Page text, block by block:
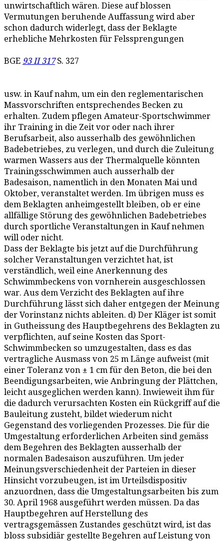
unwirtschaftlich wären. Diese auf blossen
Vermutungen beruhende Auffassung wird aber
schon dadurch widerlegt, dass der Beklagte
erhebliche Mehrkosten für Felssprengungen
BGE 93 II 317S. 327
usw. in Kauf nahm, um ein den reglementarischen
Massvorschriften entsprechendes Becken zu
erhalten. Zudem pflegen Amateur-Sportschwimmer
ihr Training in die Zeit vor oder nach ihrer
Berufsarbeit, also ausserhalb des gewöhnlichen
Badebetriebes, zu verlegen, und durch die Zuleitung
warmen Wassers aus der Thermalquelle könnten
Trainingsschwimmen auch ausserhalb der
Badesaison, namentlich in den Monaten Mai und
Oktober, veranstaltet werden. Im übrigen muss es
dem Beklagten anheimgestellt bleiben, ob er eine
allfällige Störung des gewöhnlichen Badebetriebes
durch sportliche Veranstaltungen in Kauf nehmen
will oder nicht.
Dass der Beklagte bis jetzt auf die Durchführung
solcher Veranstaltungen verzichtet hat, ist
verständlich, weil eine Anerkennung des
Schwimmbeckens von vornherein ausgeschlossen
war. Aus dem Verzicht des Beklagten auf ihre
Durchführung lässt sich daher entgegen der Meinung
der Vorinstanz nichts ableiten. d) Der Kläger ist somit
in Gutheissung des Hauptbegehrens des Beklagten zu
verpflichten, auf seine Kosten das Sport-
Schwimmbecken so umzugestalten, dass es das
vertragliche Ausmass von 25 m Länge aufweist (mit
einer Toleranz von ± 1 cm für den Beton, die bei den
Beendigungsarbeiten, wie Anbringung der Plättchen,
leicht ausgeglichen werden kann). Inwieweit ihm für
die dadurch verursachten Kosten ein Rückgriff auf die
Bauleitung zusteht, bildet wiederum nicht
Gegenstand des vorliegenden Prozesses. Die für die
Umgestaltung erforderlichen Arbeiten sind gemäss
dem Begehren des Beklagten ausserhalb der
normalen Badesaison auszuführen. Um jeder
Meinungsverschiedenheit der Parteien in dieser
Hinsicht vorzubeugen, ist im Urteilsdispositiv
anzuordnen, dass die Umgestaltungsarbeiten bis zum
30. April 1968 ausgeführt werden müssen. Da das
Hauptbegehren auf Herstellung des
vertragsgemässen Zustandes geschützt wird, ist das
bloss subsidiär gestellte Begehren auf Leistung von